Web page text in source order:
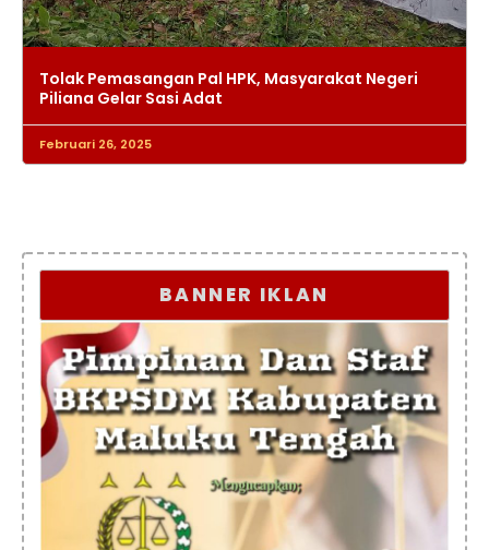
Tolak Pemasangan Pal HPK, Masyarakat Negeri
Piliana Gelar Sasi Adat
Februari 26, 2025
BANNER IKLAN